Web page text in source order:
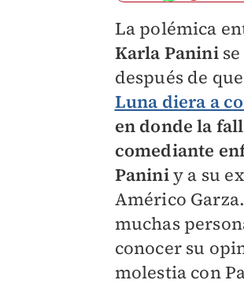
La polémica
Karla Panini
después de
Luna diera a
en donde la
comediante
Paniniy a su
Américo
muchas
conocer su
molestia con